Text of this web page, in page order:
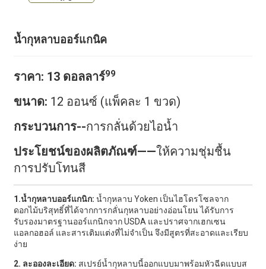
น้ำกุหลาบออร์แกนิค
ราคา: 13 ดอลลาร์99
ขนาด: 12 ออนซ์ (แพ็คละ 1 ขวด)
กระบวนการ--การกลั่นด้วยไอน้ำ
ประโยชน์ของผลิตภัณฑ์——ให้ความชุ่มชื้น
การปรับโทนสี
1.น้ำกุหลาบออร์แกนิก: น้ำกุหลาบ Yoken เป็นไฮโดรโซลจาก
ดอกไม้บริสุทธิ์ที่ได้จากการกลั่นกุหลาบอย่างอ่อนโยน ได้รับการ
รับรองมาตรฐานออร์แกนิกจาก USDA และปราศจากเฮกเซน
แอลกอฮอล์ และสารเติมแต่งที่ไม่จำเป็น จึงมีสูตรที่สะอาดและเรียบ
ง่าย
2. ละอองละเอียด: สเปรย์น้ำกุหลาบนี้ออกแบบมาพร้อมหัวฉีดแบบส